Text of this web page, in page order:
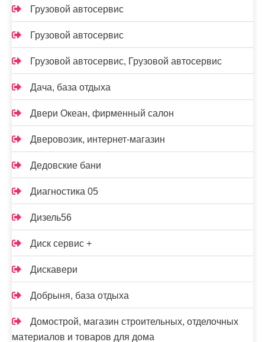
Грузовой автосервис
Грузовой автосервис
Грузовой автосервис, Грузовой автосервис
Дача, база отдыха
Двери Океан, фирменный салон
Дверовозик, интернет-магазин
Дедовские бани
Диагностика 05
Дизель56
Диск сервис +
Дискавери
Добрыня, база отдыха
Домострой, магазин строительных, отделочных
материалов и товаров для дома